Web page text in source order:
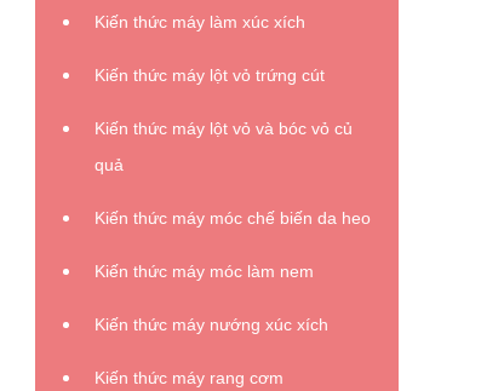
Kiến thức máy làm xúc xích
Kiến thức máy lột vỏ trứng cút
Kiến thức máy lột vỏ và bóc vỏ củ
quả
Kiến thức máy móc chế biến da heo
Kiến thức máy móc làm nem
Kiến thức máy nướng xúc xích
Kiến thức máy rang cơm